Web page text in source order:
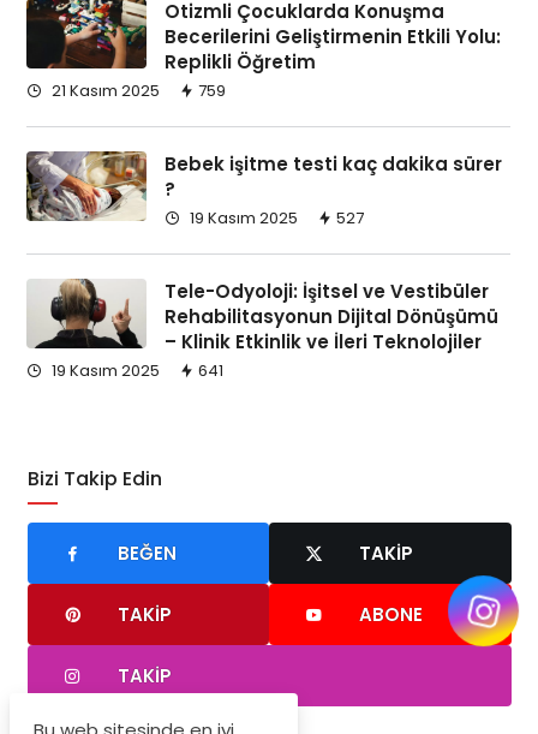
Otizmli Çocuklarda Konuşma
Becerilerini Geliştirmenin Etkili Yolu:
Replikli Öğretim
21 Kasım 2025 759
Bebek işitme testi kaç dakika sürer
?
19 Kasım 2025 527
Tele-Odyoloji: İşitsel ve Vestibüler
Rehabilitasyonun Dijital Dönüşümü
– Klinik Etkinlik ve İleri Teknolojiler
19 Kasım 2025 641
Bizi Takip Edin
BEĞEN TAKIP
TAKIP ABONE
TAKIP